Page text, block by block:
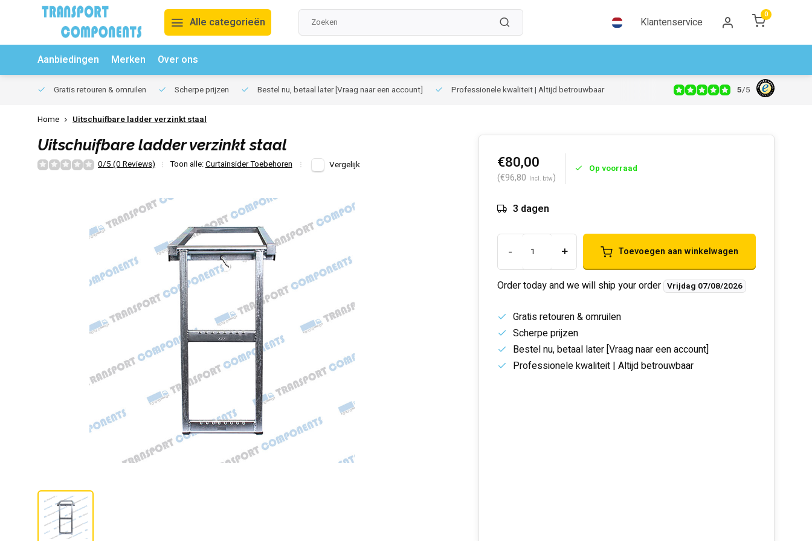
Alle categorieën Klantenservice
0
Aanbiedingen Merken Over ons
Gratis retouren & omruilen Scherpe prijzen Bestel nu, betaal later [Vraag naar een account] Professionele kwaliteit | Altijd betrouwbaar 5/5
Home Uitschuifbare ladder verzinkt staal
Uitschuifbare ladder verzinkt staal
0/5 (0 Reviews) Toon alle:Curtainsider Toebehoren Vergelijk €80,00
(€96,80 Incl. btw)
Op voorraad
3 dagen
- + Toevoegen aan winkelwagen
Order today and we will ship your order Vrijdag 07/08/2026
Gratis retouren & omruilen
Scherpe prijzen
Bestel nu, betaal later [Vraag naar een account]
Professionele kwaliteit | Altijd betrouwbaar